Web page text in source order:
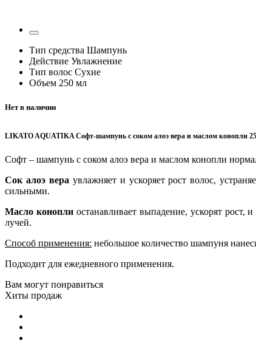
Тип средства Шампунь
Действие Увлажнение
Тип волос Сухие
Объем 250 мл
Нет в наличии
LIKATO AQUATIKA Софт-шампунь с соком алоэ вера и маслом конопли
Софт – шампунь с соком алоэ вера и маслом конопли
Сок алоэ вера увлажняет и ускоряет рост волос,
сильными.
Масло коноплиостанавливает выпадение, ускорят рост,
лучей.
Способ применения: небольшое количество шампуня
Подходит для ежедневного применения.
Вам могут понравиться
Хиты продаж